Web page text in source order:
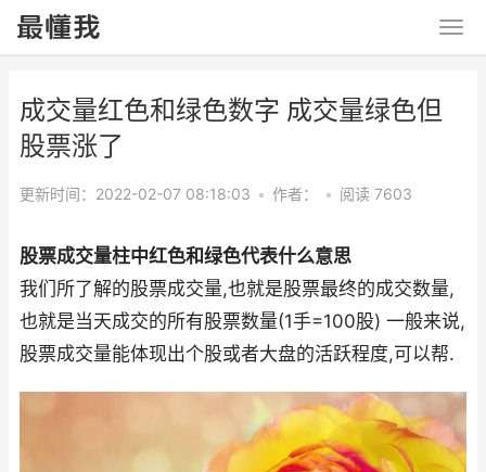
成交量红色和绿色数字 成交量绿色但
股票涨了
更新时间：2022-02-07 08:18:03 • 作者： • 阅读 7603
股票成交量柱中红色和绿色代表什么意思
我们所了解的股票成交量,也就是股票最终的成交数量,
也就是当天成交的所有股票数量(1手=100股) 一般来说,
股票成交量能体现出个股或者大盘的活跃程度,可以帮.